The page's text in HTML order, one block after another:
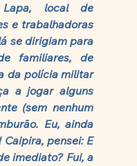
local de
e trabalhadoras
se dirigiam para
familiares, de
da polícia militar
a jogar alguns
(sem nenhum
Eu, ainda
pensei: E
imediato? Fui, a